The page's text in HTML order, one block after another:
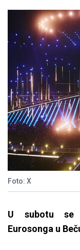
Foto: X
U subotu se
Eurosonga u